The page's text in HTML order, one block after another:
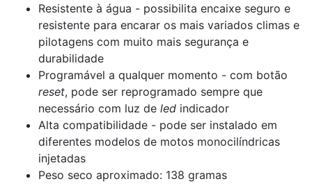
Resistente à água - possibilita encaixe seguro e
resistente para encarar os mais variados climas e
pilotagens com muito mais segurança e
durabilidade
Programável a qualquer momento - com botão
reset, pode ser reprogramado sempre que
necessário com luz de led indicador
Alta compatibilidade - pode ser instalado em
diferentes modelos de motos monocilíndricas
injetadas
Peso seco aproximado: 138 gramas